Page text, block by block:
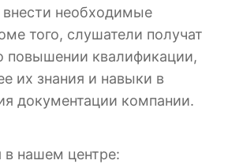
необходимые
того, слушатели получат
повышении квалификации,
их знания и навыки в
документации компании.
в нашем центре: